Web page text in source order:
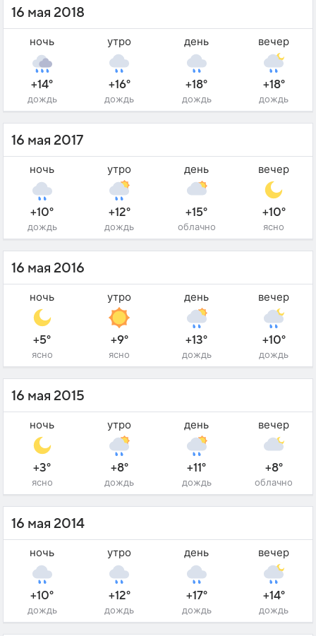
16 мая 2018
ночь
+14°
дождь
утро
+16°
дождь
день
+18°
дождь
вечер
+18°
дождь
16 мая 2017
ночь
+10°
дождь
утро
+12°
дождь
день
+15°
облачно
вечер
+10°
ясно
16 мая 2016
ночь
+5°
ясно
утро
+9°
ясно
день
+13°
дождь
вечер
+10°
дождь
16 мая 2015
ночь
+3°
ясно
утро
+8°
дождь
день
+11°
дождь
вечер
+8°
облачно
16 мая 2014
ночь
+10°
дождь
утро
+12°
дождь
день
+17°
дождь
вечер
+14°
дождь